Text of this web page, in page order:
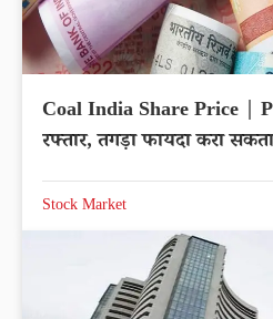
Coal India Share Price |
रफ्तार, तगड़ा फायदा करा
Stock Market